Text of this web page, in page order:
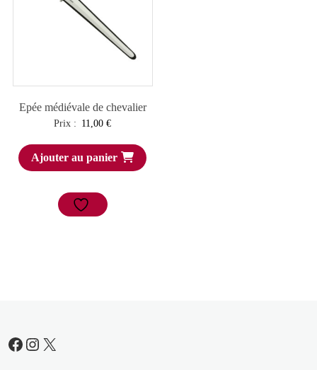
Epée médiévale de chevalier
Prix : 11,00€
Ajouter au panier
Facebook
Instagram
X